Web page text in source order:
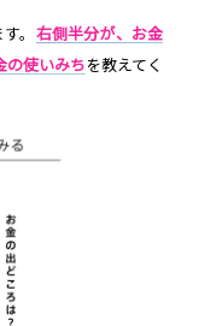
。 右側半分が、お金
の使いみちを教えてく